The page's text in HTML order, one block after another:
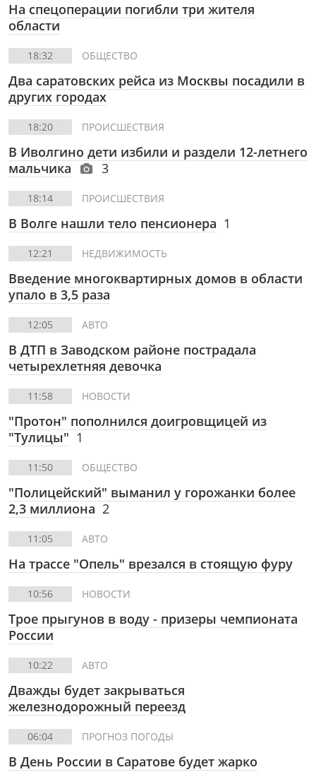
На спецоперации погибли три жителя
области
18:32 ОБЩЕСТВО
Два саратовских рейса из Москвы посадили в
других городах
18:20 ПРОИСШЕСТВИЯ
В Иволгино дети избили и раздели 12-летнего
мальчика
3
18:14 ПРОИСШЕСТВИЯ
В Волге нашли тело пенсионера 1
12:21 НЕДВИЖИМОСТЬ
Введение многоквартирных домов в области
упало в 3,5 раза
12:05 АВТО
В ДТП в Заводском районе пострадала
четырехлетняя девочка
11:58 НОВОСТИ
"Протон" пополнился доигровщицей из
"Тулицы" 1
11:50 ОБЩЕСТВО
"Полицейский" выманил у горожанки более
2,3 миллиона 2
11:05 АВТО
На трассе "Опель" врезался в стоящую фуру
10:56 НОВОСТИ
Трое прыгунов в воду - призеры чемпионата
России
10:22 АВТО
Дважды будет закрываться
железнодорожный переезд
06:04 ПРОГНОЗ ПОГОДЫ
В День России в Саратове будет жарко